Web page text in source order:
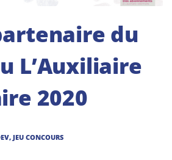
du
L’Auxiliaire
2020
, JEU CONCOURS